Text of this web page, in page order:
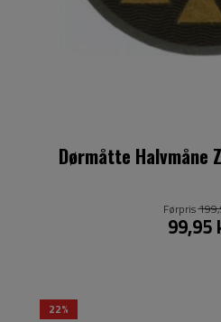
Dørmåtte Halvmåne
99,95
Førpris
22%